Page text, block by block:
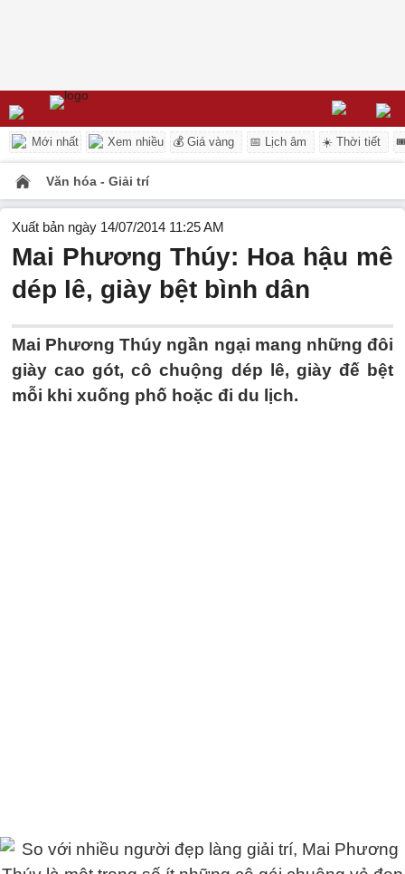
Mới nhất Xem nhiều 💰 Giá vàng 📅 Lịch âm ☀️ Thời tiết
Văn hóa - Giải trí
Xuất bản ngày 14/07/2014 11:25 AM
Mai Phương Thúy: Hoa hậu mê
dép lê, giày bệt bình dân
Mai Phương Thúy ngần ngại mang những đôi
giày cao gót, cô chuộng dép lê, giày đế bệt
mỗi khi xuống phố hoặc đi du lịch.